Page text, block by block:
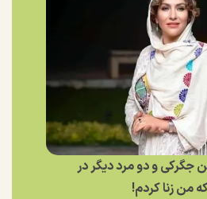
و دو مرد دیگر در
من زنا کردم!